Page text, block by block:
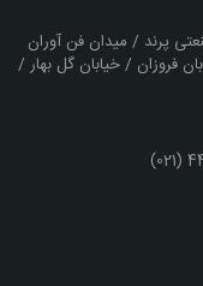
پرند / میدان فن آوران
فروزان / خیابان گل بهار /
(021)